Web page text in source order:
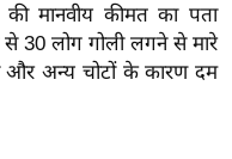
मानवीय कीमत का पता
से 30 लोग गोली लगने से मारे
अन्य चोटों के कारण दम